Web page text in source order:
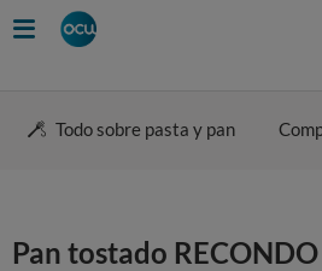
Todo sobre pasta y pan
Pan tostado